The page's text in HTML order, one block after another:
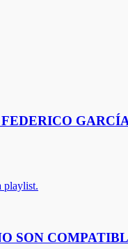
playlist.
SON